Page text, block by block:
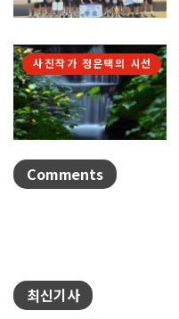
사진작가 정은택의 시선
Comments
최신기사